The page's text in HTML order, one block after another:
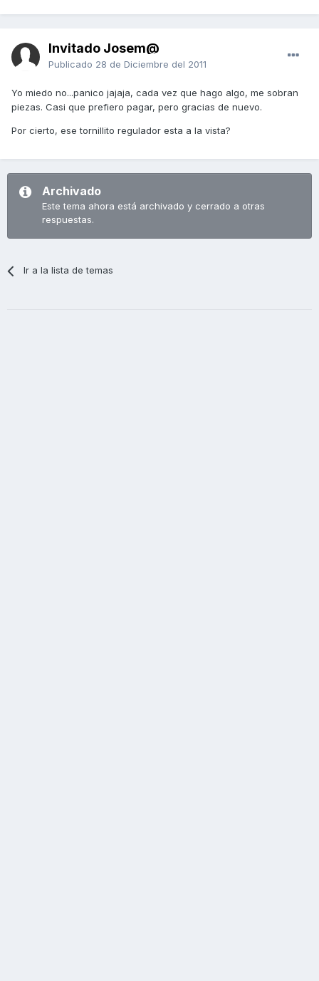
Invitado Josem@
Publicado 28 de Diciembre del 2011
Yo miedo no...panico jajaja, cada vez que hago algo, me sobran
piezas. Casi que prefiero pagar, pero gracias de nuevo.
Por cierto, ese tornillito regulador esta a la vista?
Archivado
Este tema ahora está archivado y cerrado a otras
respuestas.
Ir a la lista de temas